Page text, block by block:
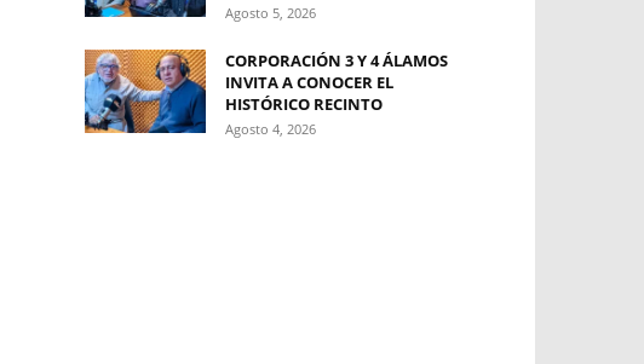
Agosto 5, 2026
CORPORACIÓN 3 Y 4 ÁLAMOS
INVITA A CONOCER EL
HISTÓRICO RECINTO
Agosto 4, 2026